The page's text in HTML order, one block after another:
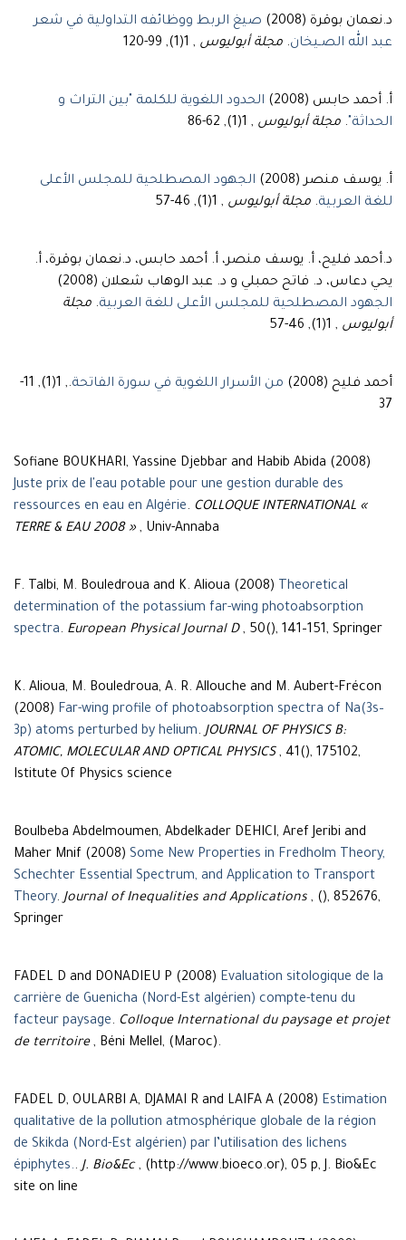
د.نعمان بوقرة (2008)
صيغ الربط ووظائفه التداولية في شعر
عبد الله الصـيخان. مجلة أبوليوس , 1(1), 99-120
أ. أحمد حابس (2008)
الحدود اللغوية للكلمة "بين التراث و
الحداثة" . مجلة أبوليوس , 1(1), 62-86
أ. يوسف منصر (2008)
الجهود المصطلحية للمجلس الأعلى
للغة العربية. مجلة أبوليوس , 1(1), 46-57
د.أحمد فليح، أ. يوسف منصر، أ. أحمد حابس، د.نعمان بوقرة، أ.
يحي دعاس، د. فاتح حمبلي و د. عبد الوهاب شعلان (2008)
الجهود المصطلحية للمجلس الأعلى للغة العربية. مجلة
أبوليوس , 1(1), 46-57
أحمد فليح (2008) من الأسرار اللغوية في سورة الفاتحة
., 1(1), 11-
37
Sofiane BOUKHARI, Yassine Djebbar and Habib Abida (2008)
Juste prix de l'eau potable pour une gestion durable des
ressources en eau en Algérie. COLLOQUE INTERNATIONAL «
TERRE & EAU 2008 » , Univ-Annaba
F. Talbi, M. Bouledroua and K. Alioua (2008) Theoretical
determination of the potassium far-wing photoabsorption
spectra. European Physical Journal D, 50(), 141–151, Springer
K. Alioua, M. Bouledroua, A. R. Allouche and M. Aubert-Frécon
(2008) Far-wing profile of photoabsorption spectra of Na(3s–
3p) atoms perturbed by helium.JOURNAL OF PHYSICS B:
ATOMIC, MOLECULAR AND OPTICAL PHYSICS , 41(), 175102,
Istitute Of Physics science
Boulbeba Abdelmoumen, Abdelkader DEHICI, Aref Jeribi and
Maher Mnif (2008) Some New Properties in Fredholm Theory,
Schechter Essential Spectrum, and Application to Transport
Theory.Journal of Inequalities and Applications , (), 852676,
Springer
FADEL D and DONADIEU P (2008) Evaluation sitologique de la
carrière de Guenicha (Nord-Est algérien) compte-tenu du
facteur paysage. Colloque International du paysage et projet
de territoire, Béni Mellel, (Maroc).
FADEL D, OULARBI A, DJAMAI R and LAIFA A (2008) Estimation
qualitative de la pollution atmosphérique globale de la région
de Skikda (Nord-Est algérien) par l’utilisation des lichens
épiphytes..J. Bio&Ec, (http://www.bioeco.or), 05 p, J. Bio&Ec
site on line